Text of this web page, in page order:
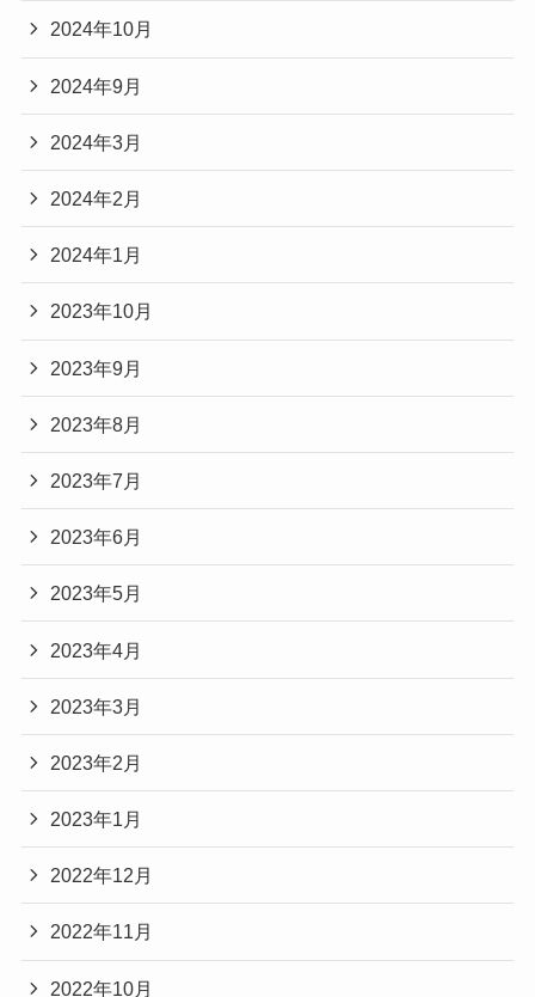
2024年10月
2024年9月
2024年3月
2024年2月
2024年1月
2023年10月
2023年9月
2023年8月
2023年7月
2023年6月
2023年5月
2023年4月
2023年3月
2023年2月
2023年1月
2022年12月
2022年11月
2022年10月